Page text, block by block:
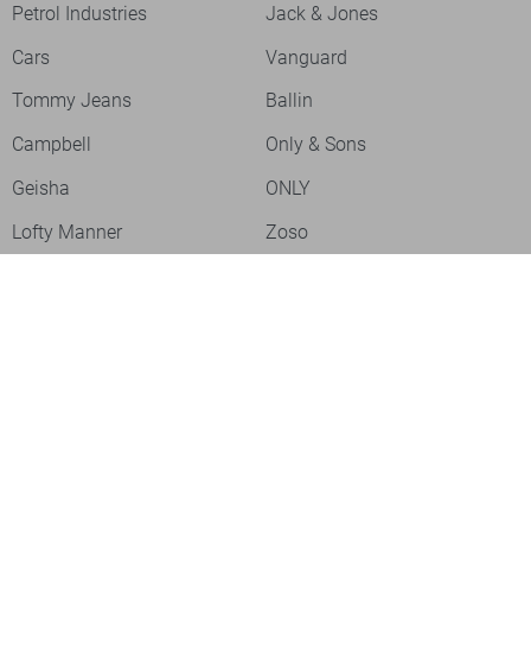
Petrol Industries
Jack & Jones
Cars
Vanguard
Tommy Jeans
Ballin
Campbell
Only & Sons
Geisha
ONLY
Lofty Manner
Zoso